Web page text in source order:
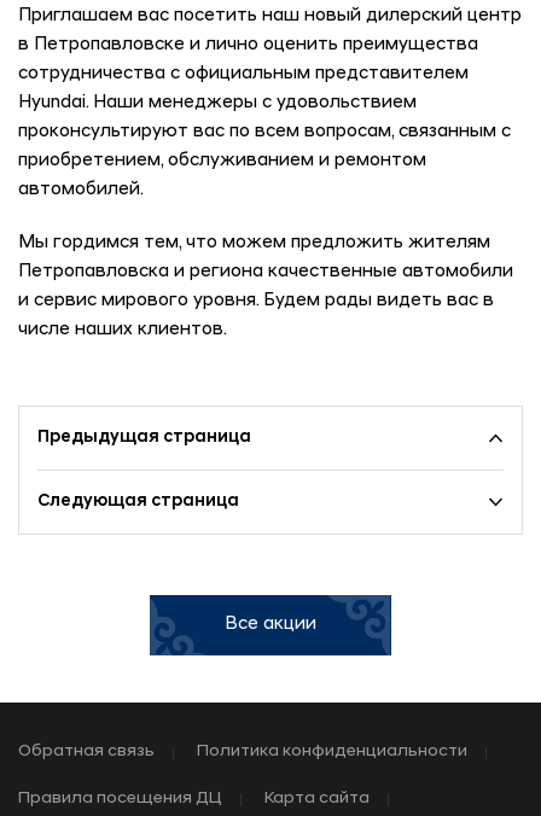
Приглашаем вас посетить наш новый дилерский центр
в Петропавловске и лично оценить преимущества
сотрудничества с официальным представителем
Hyundai. Наши менеджеры с удовольствием
проконсультируют вас по всем вопросам, связанным с
приобретением, обслуживанием и ремонтом
автомобилей.
Мы гордимся тем, что можем предложить жителям
Петропавловска и региона качественные автомобили
и сервис мирового уровня. Будем рады видеть вас в
числе наших клиентов.
Предыдущая страница
Следующая страница
Все акции
Обратная связь Политика конфиденциальности
Правила посещения ДЦ Карта сайта